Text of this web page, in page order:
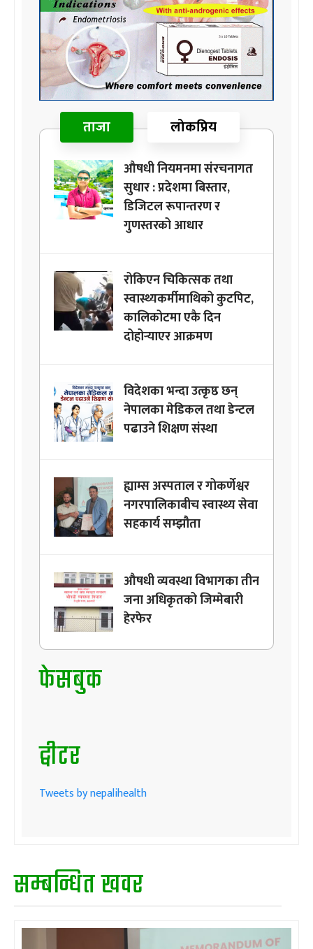
ताजा लोकप्रिय
औषधी नियमनमा संरचनागत
सुधार : प्रदेशमा बिस्तार,
डिजिटल रूपान्तरण र
गुणस्तरको आधार
रोकिएन चिकित्सक तथा
स्वास्थ्यकर्मीमाथिको कुटपिट,
कालिकोटमा एकै दिन
दोहोर्‍याएर आक्रमण
विदेशका भन्दा उत्कृष्ठ छन्
नेपालका मेडिकल तथा डेन्टल
पढाउने शिक्षण संस्था
ह्याम्स अस्पताल र गोकर्णेश्वर
नगरपालिकाबीच स्वास्थ्य सेवा
सहकार्य सम्झौता
औषधी व्यवस्था विभागका तीन
जना अधिकृतको जिम्मेबारी
हेरफेर
फेसबुक
ट्वीटर
Tweets by nepalihealth
सम्बन्धित खवर